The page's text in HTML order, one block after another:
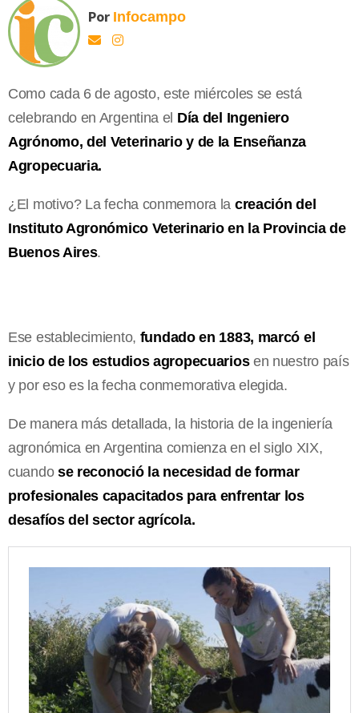
Por Infocampo
Como cada 6 de agosto, este miércoles se está
celebrando en Argentina el Día del Ingeniero
Agrónomo, del Veterinario y de la Enseñanza
Agropecuaria.
¿El motivo? La fecha conmemora la creación del
Instituto Agronómico Veterinario en la Provincia de
Buenos Aires.
Ese establecimiento, fundado en 1883, marcó el
inicio de los estudios agropecuariosen nuestro país
y por eso es la fecha conmemorativa elegida.
De manera más detallada, la historia de la ingeniería
agronómica en Argentina comienza en el siglo XIX,
cuando se reconoció la necesidad de formar
profesionales capacitados para enfrentar los
desafíos del sector agrícola.